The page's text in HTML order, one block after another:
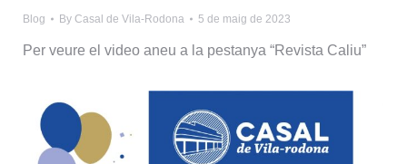
Blog By Casal de Vila-Rodona 5 de maig de 2023
Per veure el video aneu a la pestanya “Revista Caliu”